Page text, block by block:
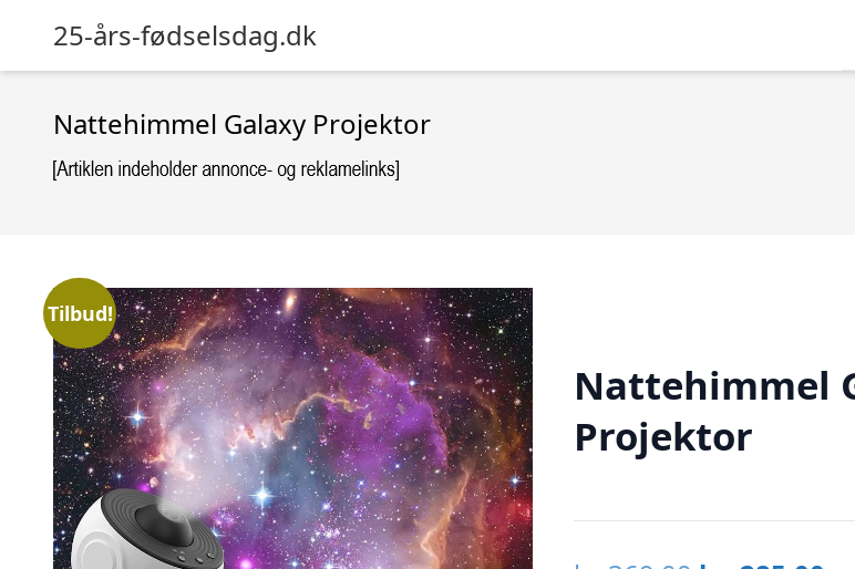
25-års-fødselsdag.dk
Nattehimmel Galaxy Projektor
Tilbud!
Nattehimmel
Projektor